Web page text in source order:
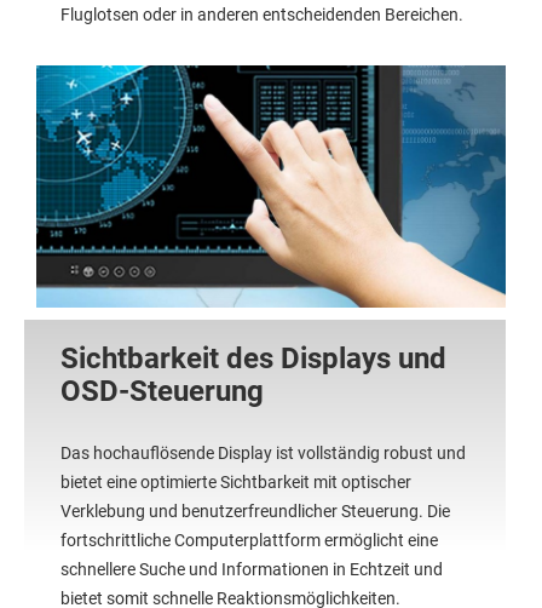
Fluglotsen oder in anderen entscheidenden Bereichen.
Sichtbarkeit des Displays und
OSD-Steuerung
Das hochauflösende Display ist vollständig robust und
bietet eine optimierte Sichtbarkeit mit optischer
Verklebung und benutzerfreundlicher Steuerung. Die
fortschrittliche Computerplattform ermöglicht eine
schnellere Suche und Informationen in Echtzeit und
bietet somit schnelle Reaktionsmöglichkeiten.